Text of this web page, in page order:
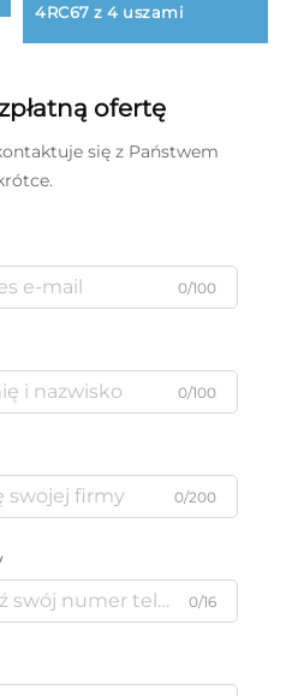
4RC67 z 4 uszami
ofertę
się z Państwem
0/100
0/100
0/200
0/16